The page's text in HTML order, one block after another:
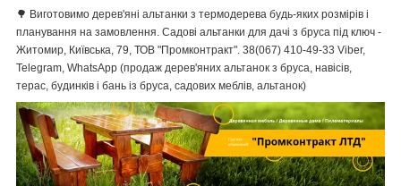
🌳 Виготовимо дерев'яні альтанки з термодерева будь-яких розмірів і
планування на замовлення. Садові альтанки для дачі з бруса під ключ -
Житомир, Київська, 79, ТОВ "Промконтракт". 38(067) 410-49-33 Viber,
Telegram, WhatsApp (продаж дерев'яних альтанок з бруса, навісів,
терас, будинків і бань із бруса, садових меблів, альтанок)